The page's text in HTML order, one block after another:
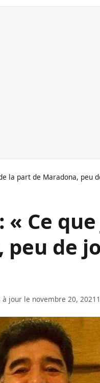
la part de Maradona, peu
Ce que
peu de
à jour le novembre 20, 2021